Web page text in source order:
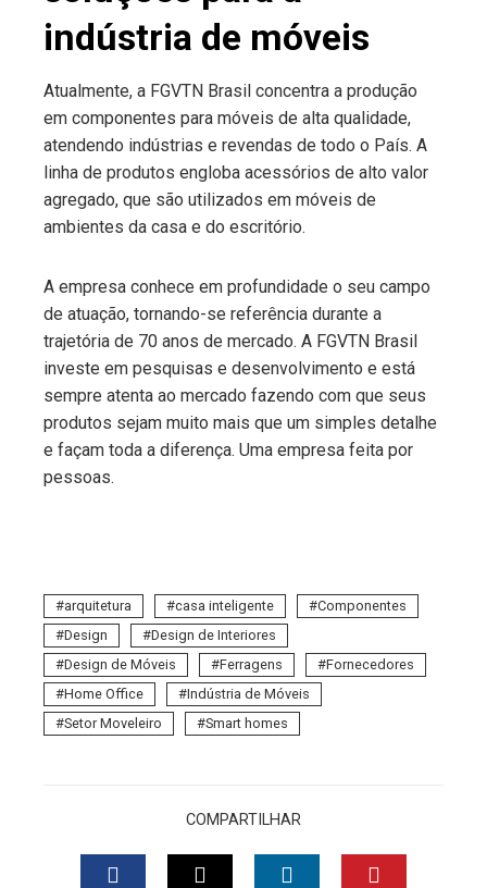
indústria de móveis
Atualmente, a FGVTN Brasil concentra a produção
em componentes para móveis de alta qualidade,
atendendo indústrias e revendas de todo o País. A
linha de produtos engloba acessórios de alto valor
agregado, que são utilizados em móveis de
ambientes da casa e do escritório.
A empresa conhece em profundidade o seu campo
de atuação, tornando-se referência durante a
trajetória de 70 anos de mercado. A FGVTN Brasil
investe em pesquisas e desenvolvimento e está
sempre atenta ao mercado fazendo com que seus
produtos sejam muito mais que um simples detalhe
e façam toda a diferença. Uma empresa feita por
pessoas.
arquitetura casa inteligente
Componentes
Design
Design de Interiores
Design de Móveis
Ferragens
Fornecedores
Home Office
Indústria de Móveis
Setor Moveleiro
Smart homes
COMPARTILHAR